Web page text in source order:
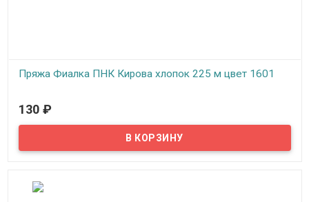
Пряжа Фиалка ПНК Кирова хлопок 225 м цвет 1601
подходит для машинного вязания, можно вязать верхний
трикотаж, скатерти, салфетки, покрывала, пледы.
130 ₽